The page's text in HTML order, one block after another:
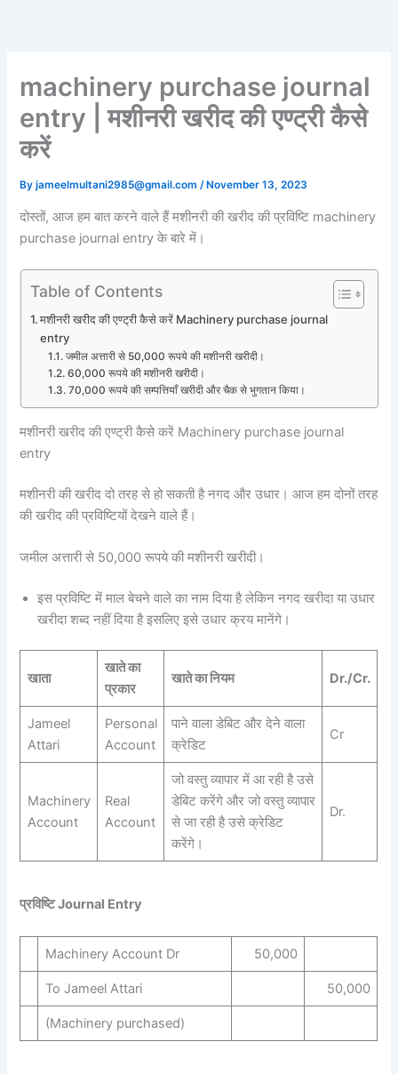
machinery purchase journal
entry | मशीनरी खरीद की एण्ट्री कैसे
करें
Byjameelmultani2985@gmail.com/ November 13, 2023
दोस्तों, आज हम बात करने वाले हैं मशीनरी की खरीद की प्रविष्टि machinery
purchase journal entry के बारे में।
Table of Contents
मशीनरी खरीद की एण्ट्री कैसे करें Machinery purchase journal
entry
जमील अत्तारी से 50,000 रूपये की मशीनरी खरीदी।
60,000 रूपये की मशीनरी खरीदी।
70,000 रूपये की सम्पत्तियाँ खरीदी और चैक से भुगतान किया।
मशीनरी खरीद की एण्ट्री कैसे करें Machinery purchase journal
entry
मशीनरी की खरीद दो तरह से हो सकती है नगद और उधार। आज हम दोनों तरह
की खरीद की प्रविष्टियों देखने वाले हैं।
जमील अत्तारी से 50,000 रूपये की मशीनरी खरीदी।
इस प्रविष्टि में माल बेचने वाले का नाम दिया है लेकिन नगद खरीदा या उधार
खरीदा शब्द नहीं दिया है इसलिए इसे उधार क्रय मानेंगे।
खाता
खाते का
प्रकार
खाते का नियम Dr./Cr.
Jameel
Attari
Personal
Account
पाने वाला डेबिट और देने वाला
क्रेडिट
Cr
Machinery
Account
Real
Account
जो वस्तु व्यापार में आ रही है उसे
डेबिट करेंगे और जो वस्तु व्यापार
से जा रही है उसे क्रेडिट
करेंगे।
Dr.
प्रविष्टि Journal Entry
Machinery Account Dr 50,000
To Jameel Attari 50,000
(Machinery purchased)